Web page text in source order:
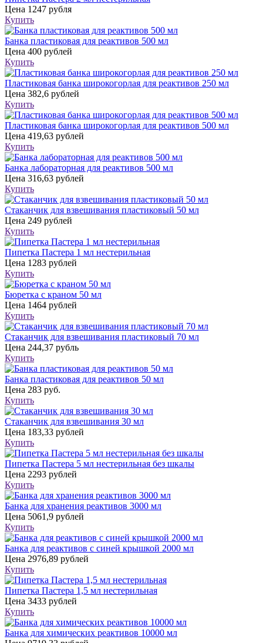
Цена 1247 рубля
Купить
Банка пластиковая для реактивов 500 мл
Цена 400 рублей
Купить
Пластиковая банка широкогорлая для реактивов 250 мл
Цена 382,6 рублей
Купить
Пластиковая банка широкогорлая для реактивов 500 мл
Цена 419,63 рублей
Купить
Банка лабораторная для реактивов 500 мл
Цена 316,63 рублей
Купить
Стаканчик для взвешивания пластиковый 50 мл
Цена 249 рублей
Купить
Пипетка Пастера 1 мл нестерильная
Цена 1283 рублей
Купить
Бюретка с краном 50 мл
Цена 1464 рублей
Купить
Стаканчик для взвешивания пластиковый 70 мл
Цена 244,37 рубль
Купить
Банка пластиковая для реактивов 50 мл
Цена 283 руб.
Купить
Стаканчик для взвешивания 30 мл
Цена 183,33 рублей
Купить
Пипетка Пастера 5 мл нестерильная без шкалы
Цена 2293 рублей
Купить
Банка для хранения реактивов 3000 мл
Цена 5061,9 рублей
Купить
Банка для реактивов с синей крышкой 2000 мл
Цена 2976,89 рублей
Купить
Пипетка Пастера 1,5 мл нестерильная
Цена 3433 рублей
Купить
Банка для химических реактивов 10000 мл